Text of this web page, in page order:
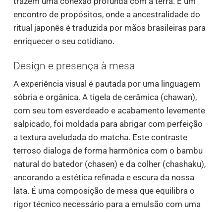
encontro de propósitos, onde a ancestralidade do
ritual japonês é traduzida por mãos brasileiras para
enriquecer o seu cotidiano.
Design e presença à mesa
A experiência visual é pautada por uma linguagem
sóbria e orgânica. A tigela de cerâmica (chawan),
com seu tom esverdeado e acabamento levemente
salpicado, foi moldada para abrigar com perfeição
a textura aveludada do matcha. Este contraste
terroso dialoga de forma harmônica com o bambu
natural do batedor (chasen) e da colher (chashaku),
ancorando a estética refinada e escura da nossa
lata. É uma composição de mesa que equilibra o
rigor técnico necessário para a emulsão com uma